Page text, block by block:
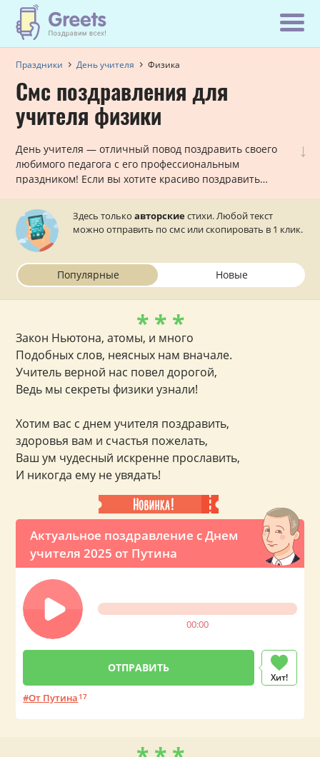
Праздники День учителя Физика
Смс поздравления для
учителя физики
↓
День учителя — отличный повод поздравить своего
любимого педагога с его профессиональным
праздником! Если вы хотите красиво поздравить
раздел вам в этом поможет!
Здесь толькоавторские стихи. Любой текст
можно отправить по смс или скопировать в 1 клик.
Популярные Новые
Актуальное поздравление с Днем
учителя 2025 от Путина
00:00
Хит!
От Путина 17
* * *
Закон Ньютона, атомы, и много
Подобных слов, неясных нам вначале.
Учитель верной нас повел дорогой,
Ведь мы секреты физики узнали!
Хотим вас с днем учителя поздравить,
здоровья вам и счастья пожелать,
Ваш ум чудесный искренне прославить,
И никогда ему не увядать!